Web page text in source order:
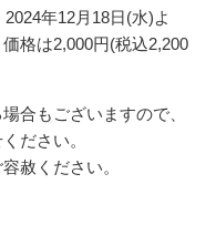
年12月18日(水)よ
格は2,000円(税込2,200
合もございますので、
ださい。
赦ください。